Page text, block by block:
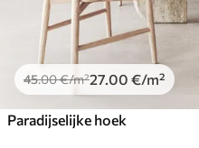
45.00€/m²27 .00 €/m²
Paradijselijke hoek